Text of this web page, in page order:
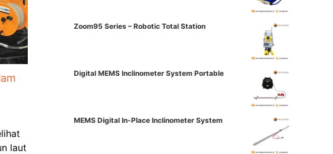
laut
Zoom95 Series – Robotic Total Station
Digital MEMS Inclinometer System Portable
MEMS Digital In-Place Inclinometer System